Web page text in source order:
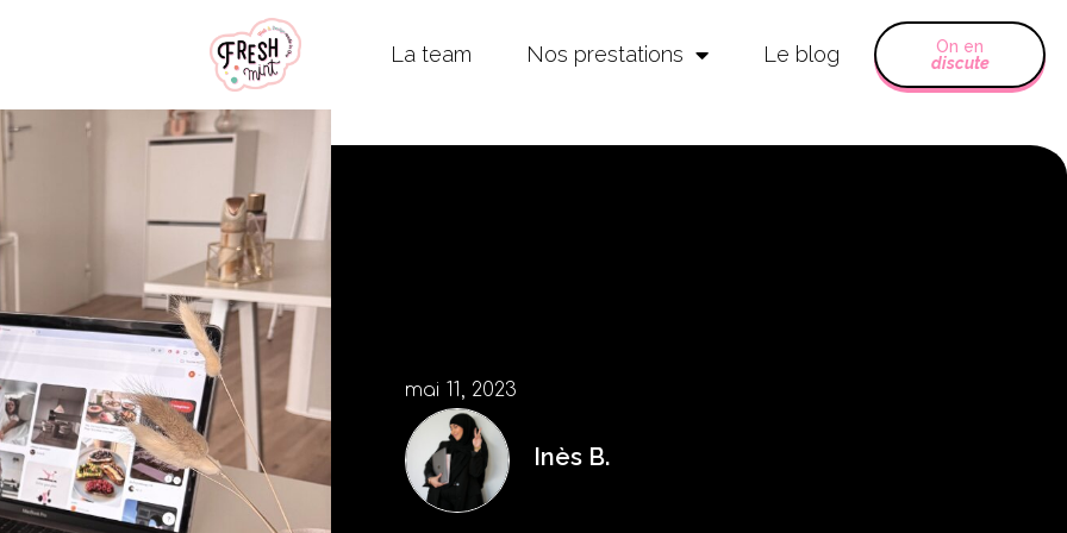
La team Nos prestations Le blog
On en
discute
mai 11, 2023
Inès B.